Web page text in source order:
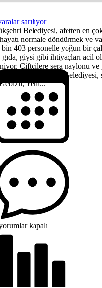
sarılıyor
Belediyesi, afetten en
normale döndürmek ve
403 personelle yoğun bir
gıda, giysi gibi ihtiyaçları acil
Çiftçilere sera naylonu ve
Büyükşehir Belediyesi,
Yeni...
kapalı